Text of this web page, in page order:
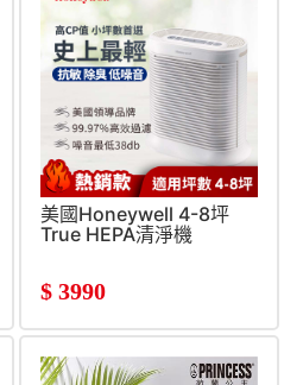
美國Honeywell 4-8坪
True HEPA清淨機
$ 3990